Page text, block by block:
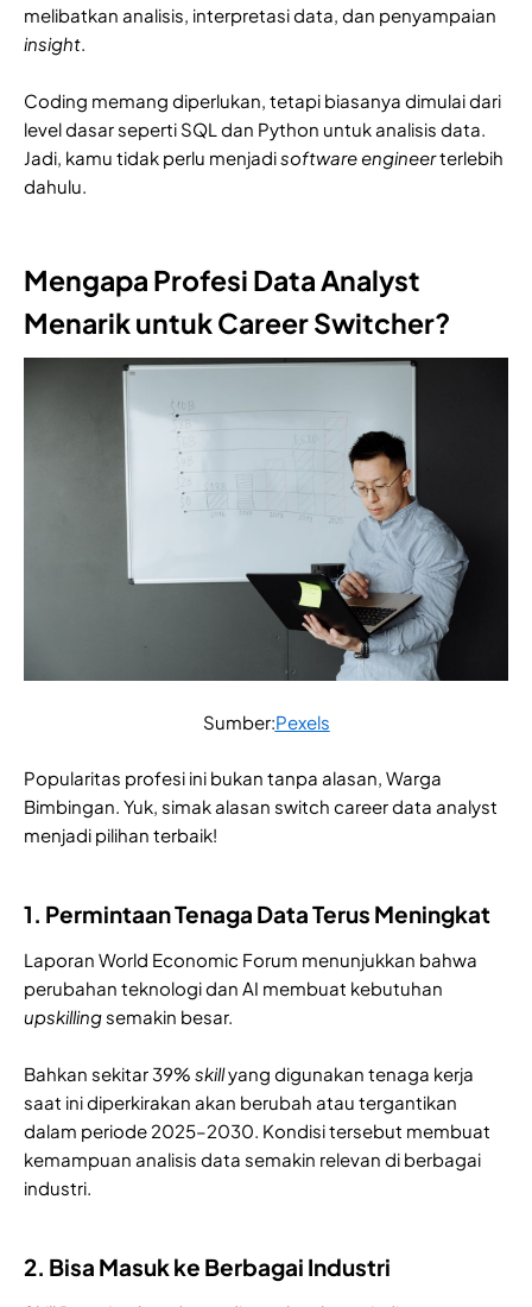
melibatkan analisis, interpretasi data, dan penyampaian
insight.
Coding memang diperlukan, tetapi biasanya dimulai dari
level dasar seperti SQL dan Python untuk analisis data.
Jadi, kamu tidak perlu menjadisoftware engineerterlebih
dahulu.
Mengapa Profesi Data Analyst
Menarik untuk Career Switcher?
Sumber:Pexels
Popularitas profesi ini bukan tanpa alasan, Warga
Bimbingan. Yuk, simak alasan switch career data analyst
menjadi pilihan terbaik!
1. Permintaan Tenaga Data Terus Meningkat
Laporan World Economic Forum menunjukkan bahwa
perubahan teknologi dan AI membuat kebutuhan
upskillingsemakin besar.
Bahkan sekitar 39% skillyang digunakan tenaga kerja
saat ini diperkirakan akan berubah atau tergantikan
dalam periode 2025–2030. Kondisi tersebut membuat
kemampuan analisis data semakin relevan di berbagai
industri.
2. Bisa Masuk ke Berbagai Industri